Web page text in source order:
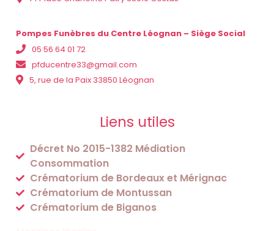
Pompes Funèbres du Centre Léognan – Siège Social
05 56 64 01 72
pfducentre33@gmail.com
5, rue de la Paix 33850 Léognan
Liens utiles
Décret No 2015-1382 Médiation
Consommation
Crématorium de Bordeaux et Mérignac
Crématorium de Montussan
Crématorium de Biganos